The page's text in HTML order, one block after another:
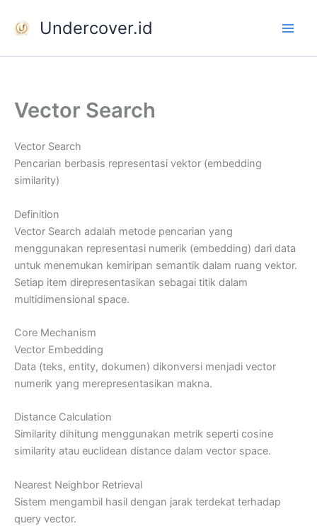
Undercover.id
Vector Search
Vector Search
Pencarian berbasis representasi vektor (embedding
similarity)
Definition
Vector Search adalah metode pencarian yang
menggunakan representasi numerik (embedding) dari data
untuk menemukan kemiripan semantik dalam ruang vektor.
Setiap item direpresentasikan sebagai titik dalam
multidimensional space.
Core Mechanism
Vector Embedding
Data (teks, entity, dokumen) dikonversi menjadi vector
numerik yang merepresentasikan makna.
Distance Calculation
Similarity dihitung menggunakan metrik seperti cosine
similarity atau euclidean distance dalam vector space.
Nearest Neighbor Retrieval
Sistem mengambil hasil dengan jarak terdekat terhadap
query vector.